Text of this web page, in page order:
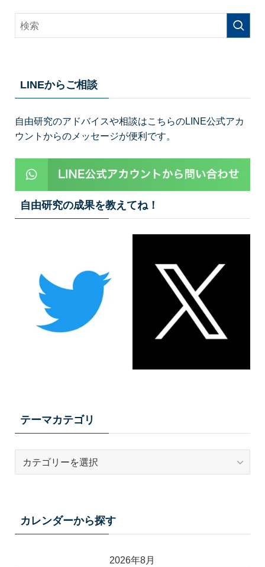
LINEからご相談
自由研究のアドバイスや相談はこちらのLINE公式アカ
ウントからのメッセージが便利です。
自由研究の成果を教えてね！
テーマカテゴリ
カレンダーから探す
2026年8月